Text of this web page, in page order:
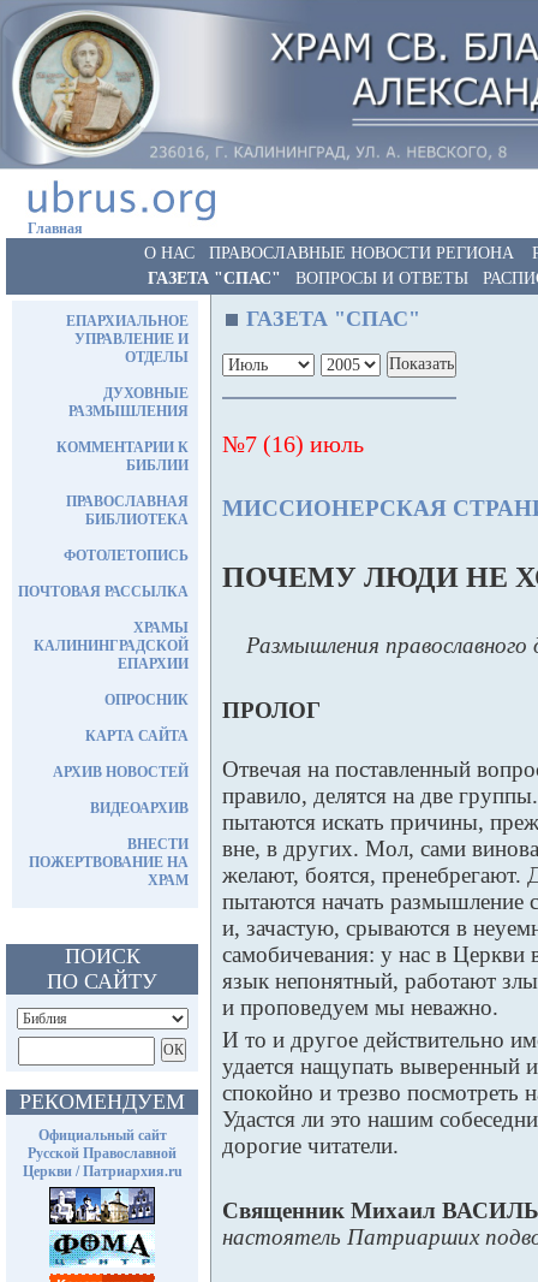
Главная
О НАС ПРАВОСЛАВНЫЕ НОВОСТИ РЕГИОНА
ГАЗЕТА "СПАС"
ВОПРОСЫ И ОТВЕТЫ
ЕПАРХИАЛЬНОЕ
УПРАВЛЕНИЕ И
ОТДЕЛЫ
ДУХОВНЫЕ
РАЗМЫШЛЕНИЯ
КОММЕНТАРИИ К
БИБЛИИ
ПРАВОСЛАВНАЯ
БИБЛИОТЕКА
ФОТОЛЕТОПИСЬ
ПОЧТОВАЯ РАССЫЛКА
ХРАМЫ
КАЛИНИНГРАДСКОЙ
ЕПАРХИИ
ОПРОСНИК
КАРТА САЙТА
АРХИВ НОВОСТЕЙ
ВИДЕОАРХИВ
ВНЕСТИ
ПОЖЕРТВОВАНИЕ НА
ХРАМ
ПОИСК
ПО САЙТУ
РЕКОМЕНДУЕМ
Официальный сайт
Русской Православной
Церкви / Патриархия.ru
ГАЗЕТА "СПАС"
№7 (16) июль
МИССИОНЕРСКАЯ
ПОЧЕМУ ЛЮДИ НЕ
Размышления православного
ПРОЛОГ
Отвечая на поставленный
правило, делятся на две
пытаются искать причины,
вне, в других. Мол, сами
желают, боятся, пренебрегают.
пытаются начать размышление
и, зачастую, срываются в
самобичевания: у нас в Церкви
язык непонятный, работают
и проповедуем мы неважно.
И то и другое действительно
удается нащупать выверенный
спокойно и трезво
Удастся ли это нашим
дорогие читатели.
Священник Михаил
настоятель Патриарших